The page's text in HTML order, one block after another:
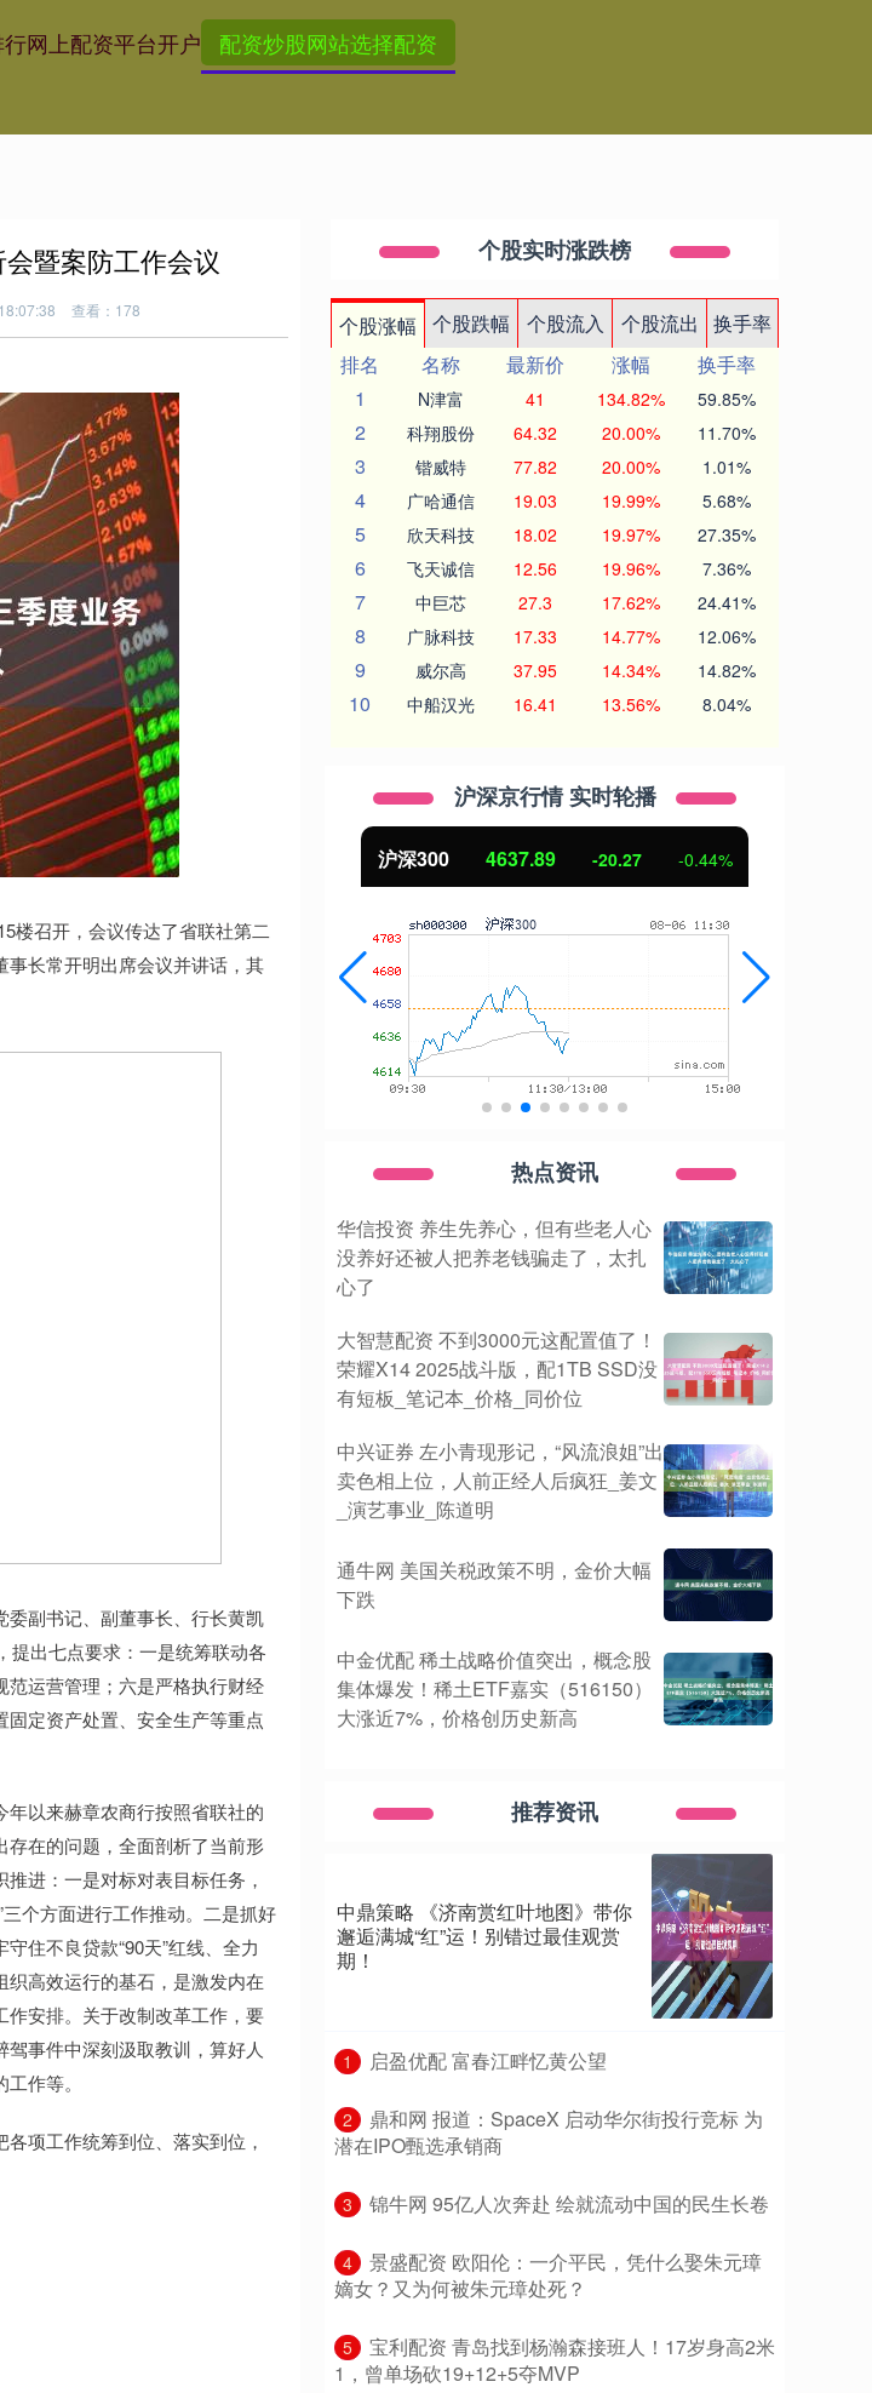
网上配资平台开户 配资炒股网站选择配资
暨案防工作会议
查看：178
楼召开，会议传达了省联社第二
事长常开明出席会议并讲话，其
副书记、副董事长、行长黄凯
提出七点要求：一是统筹联动各
运营管理；六是严格执行财经
定资产处置、安全生产等重点
以来赫章农商行按照省联社的
在的问题，全面剖析了当前形
进：一是对标对表目标任务，
个方面进行工作推动。二是抓好
住不良贷款“90天”红线、全力
高效运行的基石，是激发内在
安排。关于改制改革工作，要
事件中深刻汲取教训，算好人
作等。
项工作统筹到位、落实到位，
个股实时涨跌榜
个股涨幅 个股跌幅 个股流入 个股流出
换手率
排名
名称 最新价 涨幅
换手率
1
N津富 41 134.82% 59.85%
2 科翔股份 64.32 20.00% 11.70%
3 锴威特 77.82 20.00% 1.01%
4 广哈通信 19.03 19.99% 5.68%
5 欣天科技 18.02 19.97% 27.35%
6 飞天诚信 12.56 19.96% 7.36%
7 中巨芯 27.3 17.62% 24.41%
8 广脉科技 17.33 14.77% 12.06%
9 威尔高 37.95 14.34% 14.82%
10 中船汉光 16.41 13.56% 8.04%
沪深京行情 实时轮播
沪深300 4637.89 -0.44% 北证50 1115.17 -4.29
热点资讯
华信投资 养生先养心，但有些老人心
没养好还被人把养老钱骗走了，太扎
心了
大智慧配资 不到3000元这配置值了！
荣耀X14 2025战斗版，配1TB SSD没
有短板_笔记本_价格_同价位
中兴证券 左小青现形记，“风流浪姐”出
卖色相上位，人前正经人后疯狂_姜文
_演艺事业_陈道明
通牛网 美国关税政策不明，金价大幅
下跌
中金优配 稀土战略价值突出，概念股
集体爆发！稀土ETF嘉实（516150）
大涨近7%，价格创历史新高
推荐资讯
中鼎策略 《济南赏红叶地图》带你
邂逅满城“红”运！别错过最佳观赏
期！
1 ​启盈优配 富春江畔忆黄公望
2
​鼎和网 报道：SpaceX 启动华尔街投行竞标 为
潜在IPO甄选承销商
3 ​锦牛网 95亿人次奔赴 绘就流动中国的民生长卷
4
​景盛配资 欧阳伦：一介平民，凭什么娶朱元璋
嫡女？又为何被朱元璋处死？
5
​宝利配资 青岛找到杨瀚森接班人！17岁身高2米
1，曾单场砍19+12+5夺MVP